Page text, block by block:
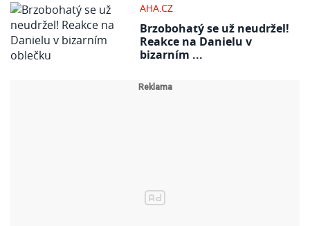
AHA.CZ
Brzobohatý se už neudržel!
Reakce na Danielu v
bizarním ...